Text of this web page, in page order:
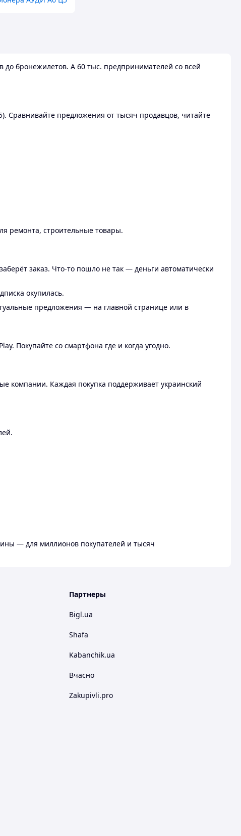
бронежилетов. А 60 тыс. предпринимателей со всей
Сравнивайте предложения от тысяч продавцов, читайте
ремонта, строительные товары.
заказ. Что-то пошло не так — деньги автоматически
окупилась.
предложения — на главной странице или в
Покупайте со смартфона где и когда угодно.
компании. Каждая покупка поддерживает украинский
— для миллионов покупателей и тысяч
Партнеры
Bigl.ua
Shafa
Kabanchik.ua
Вчасно
Zakupivli.pro